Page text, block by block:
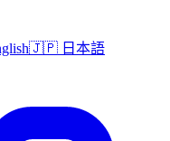
🇯🇵 日本語